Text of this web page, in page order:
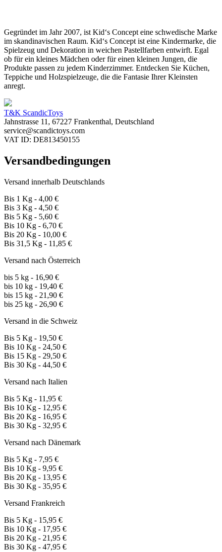
Gegründet im Jahr 2007, ist Kid‘s Concept eine schwedische Marke
im skandinavischen Raum. Kid‘s Concept ist eine Kindermarke, die
Spielzeug und Dekoration in weichen Pastellfarben entwirft. Egal
ob für ein kleines Mädchen oder für einen kleinen Jungen, die
Produkte passen zu jedem Kinderzimmer. Entdecken Sie Küchen,
Teppiche und Holzspielzeuge, die die Fantasie Ihrer Kleinsten
anregt.
T&K ScandicToys
Jahnstrasse 11, 67227 Frankenthal, Deutschland
service@scandictoys.com
VAT ID: DE813450155
Versandbedingungen
Versand innerhalb Deutschlands
Bis 1 Kg - 4,00 €
Bis 3 Kg - 4,50 €
Bis 5 Kg - 5,60 €
Bis 10 Kg - 6,70 €
Bis 20 Kg - 10,00 €
Bis 31,5 Kg - 11,85 €
Versand nach Österreich
bis 5 kg - 16,90 €
bis 10 kg - 19,40 €
bis 15 kg - 21,90 €
bis 25 kg - 26,90 €
Versand in die Schweiz
Bis 5 Kg - 19,50 €
Bis 10 Kg - 24,50 €
Bis 15 Kg - 29,50 €
Bis 30 Kg - 44,50 €
Versand nach Italien
Bis 5 Kg - 11,95 €
Bis 10 Kg - 12,95 €
Bis 20 Kg - 16,95 €
Bis 30 Kg - 32,95 €
Versand nach Dänemark
Bis 5 Kg - 7,95 €
Bis 10 Kg - 9,95 €
Bis 20 Kg - 13,95 €
Bis 30 Kg - 35,95 €
Versand Frankreich
Bis 5 Kg - 15,95 €
Bis 10 Kg - 17,95 €
Bis 20 Kg - 21,95 €
Bis 30 Kg - 47,95 €